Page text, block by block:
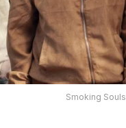
Smoking Souls